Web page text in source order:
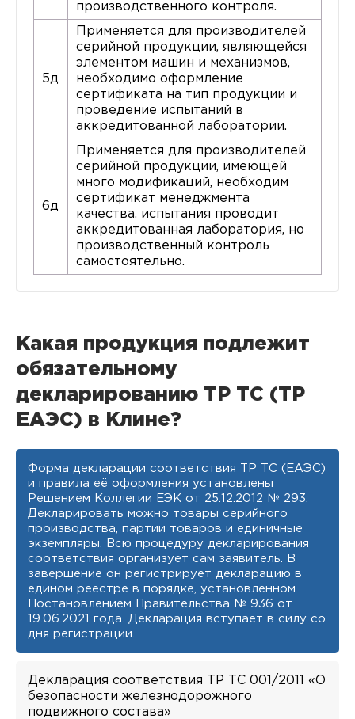
производственного контроля.
5д
Применяется для производителей
серийной продукции, являющейся
элементом машин и механизмов,
необходимо оформление
сертификата на тип продукции и
проведение испытаний в
аккредитованной лаборатории.
6д
Применяется для производителей
серийной продукции, имеющей
много модификаций, необходим
сертификат менеджмента
качества, испытания проводит
аккредитованная лаборатория, но
производственный контроль
самостоятельно.
Какая продукция подлежит
обязательному
декларированию ТР ТС (ТР
ЕАЭС) в Клине?
Форма декларации соответствия ТР ТС (ЕАЭС)
и правила её оформления установлены
Решением Коллегии ЕЭК от 25.12.2012 № 293.
Декларировать можно товары серийного
производства, партии товаров и единичные
экземпляры. Всю процедуру декларирования
соответствия организует сам заявитель. В
завершение он регистрирует декларацию в
едином реестре в порядке, установленном
Постановлением Правительства № 936 от
19.06.2021 года. Декларация вступает в силу со
дня регистрации.
Декларация соответствия ТР ТС 001/2011 «О
безопасности железнодорожного
подвижного состава»